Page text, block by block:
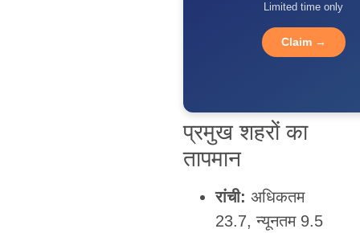
Limited time only
Claim →
प्रमुख शहरों का
तापमान
रांची: अधिकतम
23.7, न्यूनतम 9.5